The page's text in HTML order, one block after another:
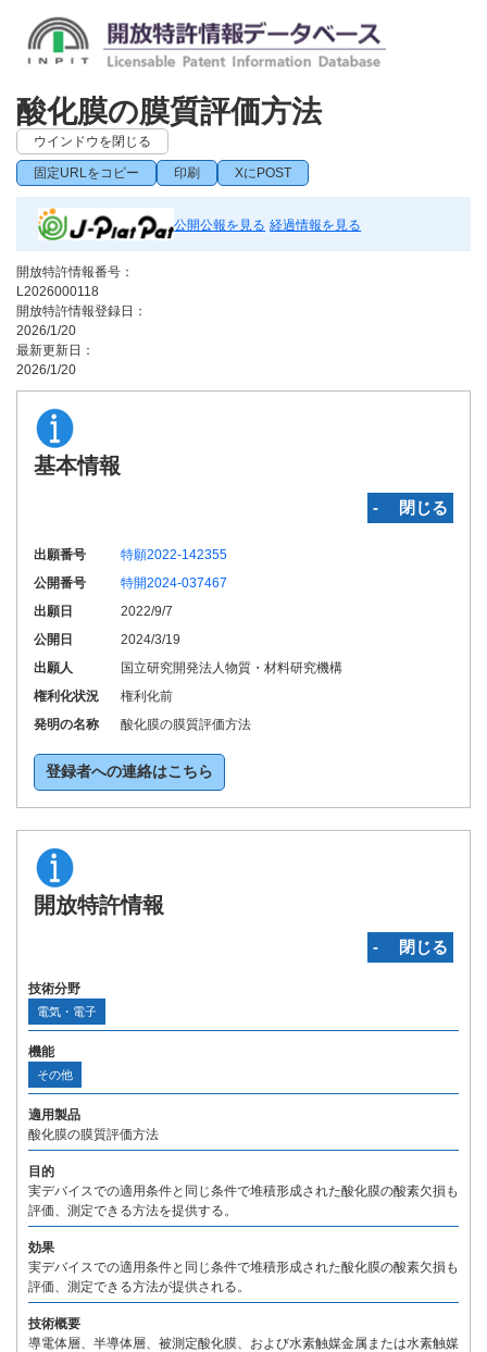
酸化膜の膜質評価方法
ウインドウを閉じる
固定URLをコピー 印刷 XにPOST
公開公報を見る 経過情報を見る
開放特許情報番号：
L2026000118
開放特許情報登録日：
2026/1/20
最新更新日：
2026/1/20
基本情報
‐ 閉じる
出願番号
特願2022-142355
公開番号
特開2024-037467
出願日
2022/9/7
公開日
2024/3/19
出願人
国立研究開発法人物質・材料研究機構
権利化状況
権利化前
発明の名称
酸化膜の膜質評価方法
登録者への連絡はこちら
開放特許情報
‐ 閉じる
技術分野
電気・電子
機能
その他
適用製品
酸化膜の膜質評価方法
目的
実デバイスでの適用条件と同じ条件で堆積形成された酸化膜の酸素欠損も
評価、測定できる方法を提供する。
効果
実デバイスでの適用条件と同じ条件で堆積形成された酸化膜の酸素欠損も
評価、測定できる方法が提供される。
技術概要
導電体層、半導体層、被測定酸化膜、および水素触媒金属または水素触媒